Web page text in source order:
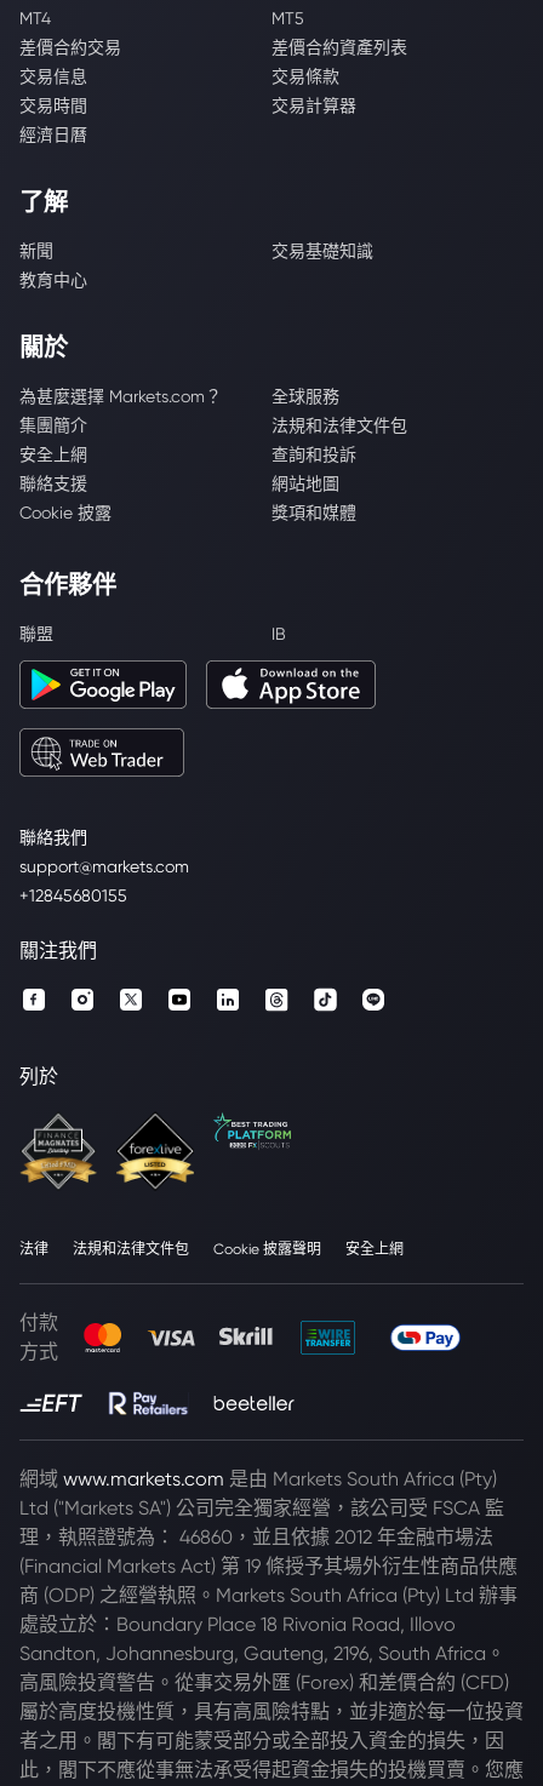
聯絡我們
support@markets.com
+12845680155
MT4
MT5
差價合約交易
差價合約資產列表
交易信息
交易條款
交易時間
交易計算器
經濟日曆
了解
新聞
交易基礎知識
教育中心
關於
為甚麼選擇 Markets.com？
全球服務
集團簡介
法規和法律文件包
安全上網
查詢和投訴
聯絡支援
網站地圖
Cookie 披露
獎項和媒體
合作夥伴
聯盟 IB
關注我們
列於
法律 法規和法律文件包 Cookie 披露聲明 安全上網
付款
方式
網域 www.markets.com 是由 Markets South Africa (Pty)
Ltd ("Markets SA") 公司完全獨家經營，該公司受 FSCA 監
理，執照證號為： 46860，並且依據 2012 年金融市場法
(Financial Markets Act) 第 19 條授予其場外衍生性商品供應
商 (ODP) 之經營執照。Markets South Africa (Pty) Ltd 辦事
處設立於：Boundary Place 18 Rivonia Road, Illovo
Sandton, Johannesburg, Gauteng, 2196, South Africa。
高風險投資警告。從事交易外匯 (Forex) 和差價合約 (CFD)
屬於高度投機性質，具有高風險特點，並非適於每一位投資
者之用。閣下有可能蒙受部分或全部投入資金的損失，因
此，閣下不應從事無法承受得起資金損失的投機買賣。您應